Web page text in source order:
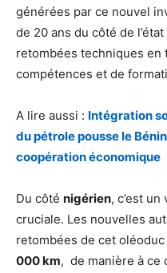
générées par ce nouvel
de 20 ans du côté de
retombées techniques
compétences et de
A lire aussi : Intégration
du pétrole pousse le
coopération économique
Du côté nigérien, c’est
cruciale. Les nouvelles
retombées de cet
000 km, de manière à ce